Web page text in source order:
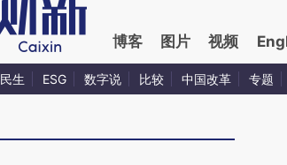
博客 图片 视频
民生 ESG 数字说 比较 中国改革 专题